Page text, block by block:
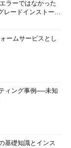
ラーではなかった
ードインストール
ームサービスとし
ィング事例──未知
基礎知識とインス